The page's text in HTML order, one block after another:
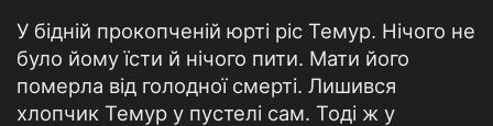
У бідній прокопченій юрті ріс Темур. Нічого не
було йому їсти й нічого пити. Мати його
померла від голодної смерті. Лишився
хлопчик Темур у пустелі сам. Тоді ж у